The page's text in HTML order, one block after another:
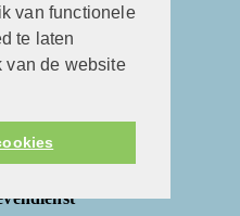
van functionele
te laten
van de website